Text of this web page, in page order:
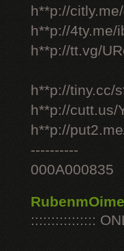
h**p://
h**p://4ty.me/
h**p://tt.vg/
h**p://tiny.cc/
h**p://cutt.us/
h**p://
----------
000A000835
RubenmOime
::::::::::::::::